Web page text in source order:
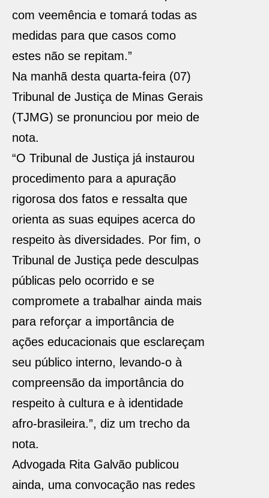
com veemência e tomará todas as
medidas para que casos como
estes não se repitam.”
Na manhã desta quarta-feira (07)
Tribunal de Justiça de Minas Gerais
(TJMG) se pronunciou por meio de
nota.
“O Tribunal de Justiça já instaurou
procedimento para a apuração
rigorosa dos fatos e ressalta que
orienta as suas equipes acerca do
respeito às diversidades. Por fim, o
Tribunal de Justiça pede desculpas
públicas pelo ocorrido e se
compromete a trabalhar ainda mais
para reforçar a importância de
ações educacionais que esclareçam
seu público interno, levando-o à
compreensão da importância do
respeito à cultura e à identidade
afro-brasileira.”, diz um trecho da
nota.
Advogada Rita Galvão publicou
ainda, uma convocação nas redes